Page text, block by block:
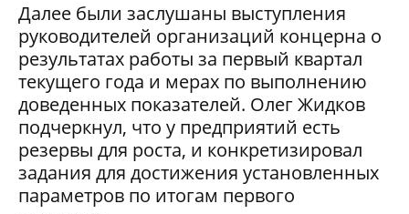
Далее были заслушаны выступления
руководителей организаций концерна о
результатах работы за первый квартал
текущего года и мерах по выполнению
доведенных показателей. Олег Жидков
подчеркнул, что у предприятий есть
резервы для роста, и конкретизировал
задания для достижения установленных
параметров по итогам первого